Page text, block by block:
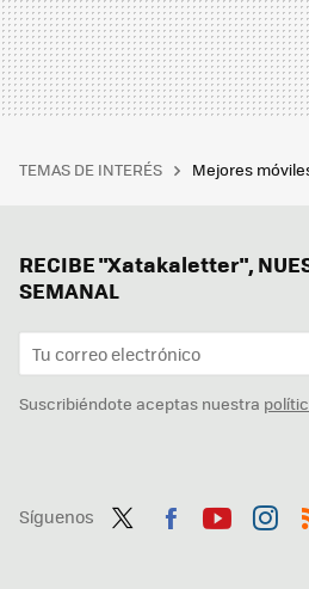
TEMAS DE INTERÉS Mejores
RECIBE "Xatakaletter",
SEMANAL
Suscribiéndote aceptas nuestra
Síguenos